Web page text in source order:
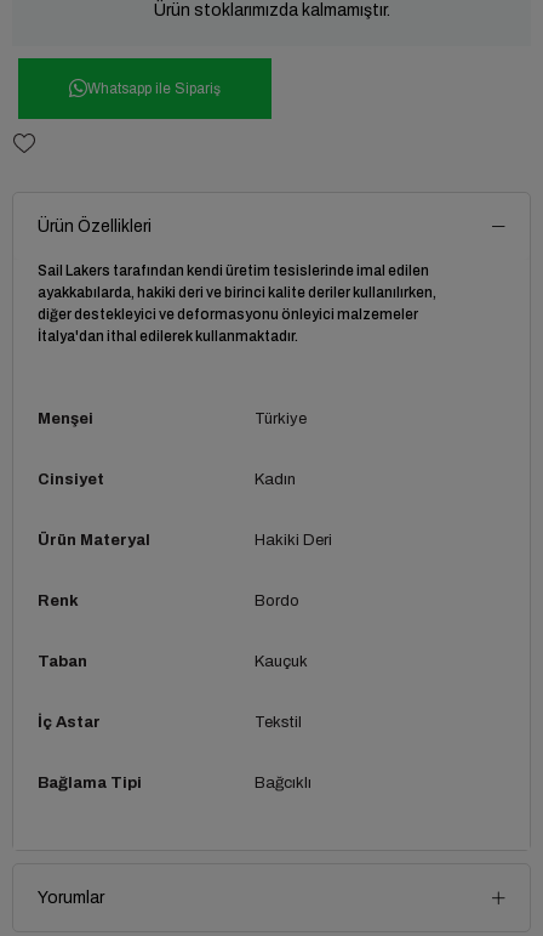
Ürün stoklarımızda kalmamıştır.
Whatsapp ile Sipariş
Ürün Özellikleri
Sail Lakers tarafından kendi üretim tesislerinde imal edilen
ayakkabılarda, hakiki deri ve birinci kalite deriler kullanılırken,
diğer destekleyici ve deformasyonu önleyici malzemeler
İtalya'dan ithal edilerek kullanmaktadır.
Menşei Türkiye
Cinsiyet Kadın
Ürün Materyal Hakiki Deri
Renk Bordo
Taban Kauçuk
İç Astar Tekstil
Bağlama Tipi Bağcıklı
Yorumlar